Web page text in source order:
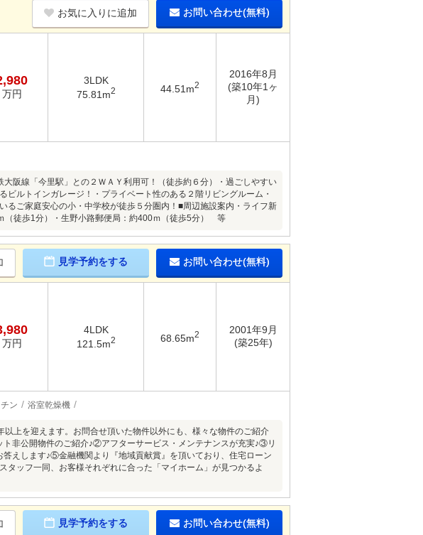
お気に入りに追加 お問い合わせ(無料)
万円
3LDK
75.81m2 44.51m2
2016年8月
(築10年1ヶ
月)
阪線「今里駅」との２ＷＡＹ利用可！（徒歩約６分）・過ごしやすい
ルトインガレージ！・プライベート性のある２階リビングルーム・
るご家庭安心の小・中学校が徒歩５分圏内！■周辺施設案内・ライフ新
（徒歩1分）・生野小路郵便局：約400ｍ（徒歩5分） 等
見学予約をする お問い合わせ(無料)
万円
4LDK
121.5m2 68.65m2
2001年9月
(築25年)
ン 浴室乾燥機
上を迎えます。お問合せ頂いた物件以外にも、様々な物件のご紹介
非公開物件のご紹介♪②アフターサービス・メンテナンスが充実♪③リ
えします♪⑤金融機関より『地域貢献賞』を頂いており、住宅ローン
ッフ一同、お客様それぞれに合った「マイホーム」が見つかるよ
見学予約をする お問い合わせ(無料)